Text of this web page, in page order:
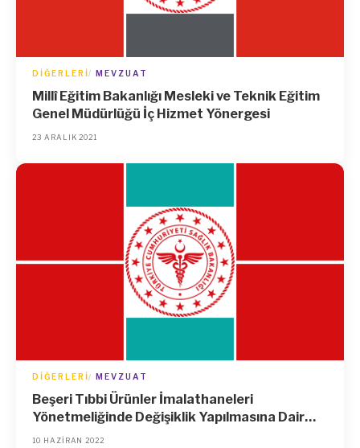
DIĞERLERI MEVZUAT
Millî Eğitim Bakanlığı Mesleki ve Teknik Eğitim
Genel Müdürlüğü İç Hizmet Yönergesi
23 ARALIK 2021
DIĞERLERI MEVZUAT
Beşeri Tıbbi Ürünler İmalathaneleri
Yönetmeliğinde Değişiklik Yapılmasına Dair
Yönetmelik
10 HAZIRAN 2022